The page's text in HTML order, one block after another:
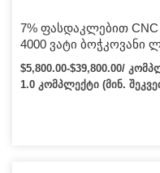
7% ფასდაკლებით CNC
4000 ვატი ბოჭკოვანი
ლითონის ფასი რკინის
$5,800.00-$39,800.00/
1.0 კომპლექტი (მინ.